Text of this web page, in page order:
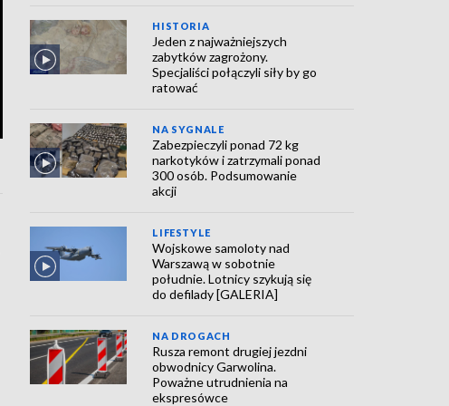
HISTORIA
Jeden z najważniejszych
zabytków zagrożony.
Specjaliści połączyli siły by go
ratować
NA SYGNALE
Zabezpieczyli ponad 72 kg
narkotyków i zatrzymali ponad
300 osób. Podsumowanie
akcji
LIFESTYLE
Wojskowe samoloty nad
Warszawą w sobotnie
południe. Lotnicy szykują się
do defilady [GALERIA]
NA DROGACH
Rusza remont drugiej jezdni
obwodnicy Garwolina.
Poważne utrudnienia na
ekspresówce